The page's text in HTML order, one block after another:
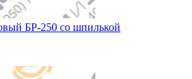
БР-250 со шпилькой